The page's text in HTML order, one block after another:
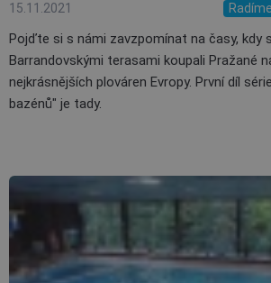
15.11.2021 Radíme
Pojďte si s námi zavzpomínat na časy, kdy
Barrandovskými terasami koupali Pražané
nejkrásnějších plováren Evropy. První díl
bazénů" je tady.